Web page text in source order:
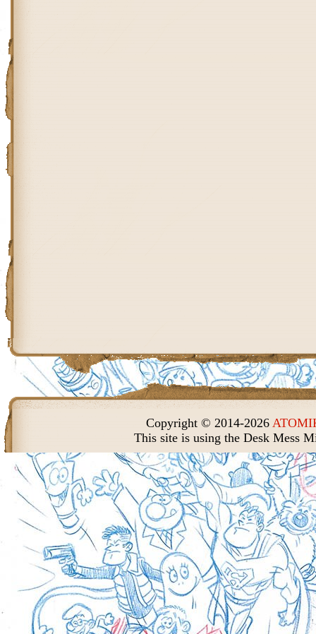
Copyright © 2014-2026
This site is using the Desk Mess